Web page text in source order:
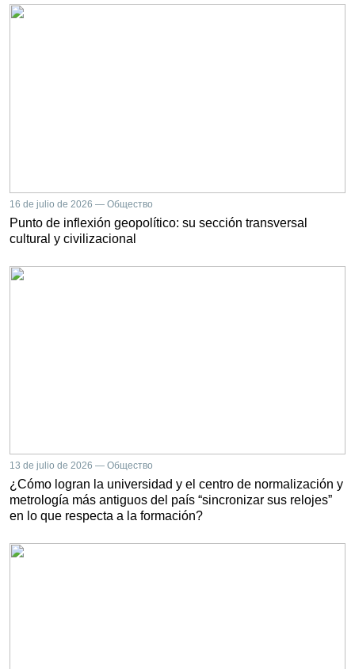
16 de julio de 2026 — Общество
Punto de inflexión geopolítico: su sección transversal
cultural y civilizacional
13 de julio de 2026 — Общество
¿Cómo logran la universidad y el centro de normalización y
metrología más antiguos del país “sincronizar sus relojes”
en lo que respecta a la formación?